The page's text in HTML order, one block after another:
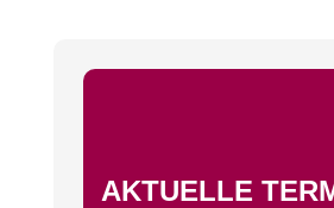
AKTUELLE